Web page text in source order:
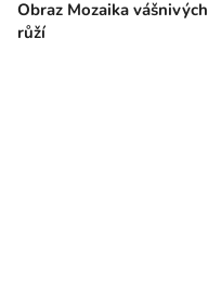
Obraz Mozaika vášnivých
růží